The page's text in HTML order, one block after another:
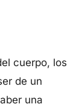
cuerpo, los
de un
una